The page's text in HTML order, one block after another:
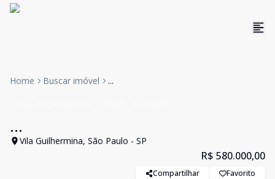
Home Buscar imóvel ...
...
Vila Guilhermina, São Paulo - SP
R$ 580.000,00
Compartilhar Favorito